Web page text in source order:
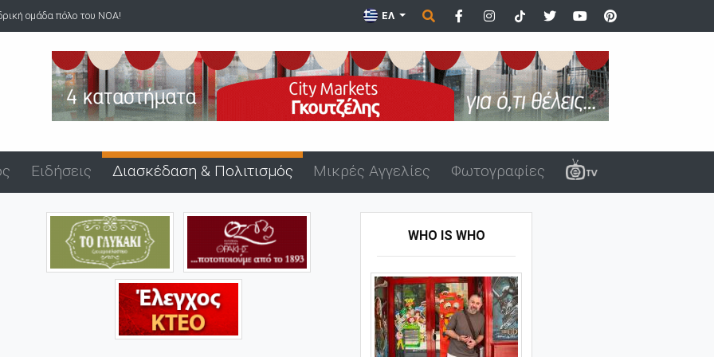
Άνδρας επιδείκνυε τα γεννητικά του όργανα σε ανήλικα στον Άβ...
ΕΛ
Ειδήσεις Διασκέδαση & Πολιτισμός Μικρές Αγγελίες Φωτογραφίες
WHO IS WHO